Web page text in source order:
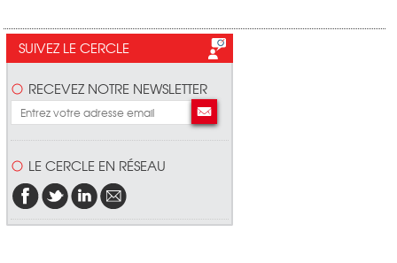
SUIVEZ LE CERCLE
RECEVEZ NOTRE NEWSLETTER
LE CERCLE EN RÉSEAU